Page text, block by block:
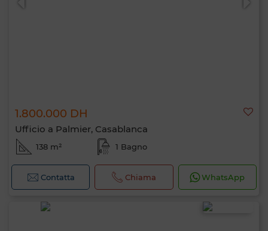
1.800.000 DH
Ufficio a Palmier, Casablanca
138 m² 1 Bagno
Contatta Chiama WhatsApp
applicare ora?